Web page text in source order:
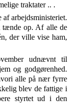
traktater .. .
arbejds­ministeriet.
tænde op. Af alle de
der ville vise ham,
udnævnt til
og godgørenhed.
alle på nær fyrre
blev de fattige i
styrtet ud i den